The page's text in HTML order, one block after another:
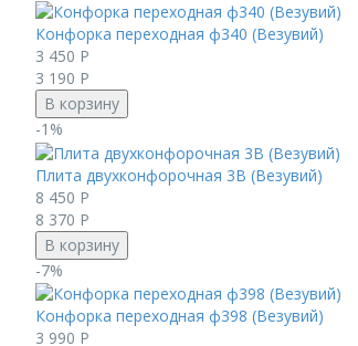
Конфорка переходная ф340 (Везувий)
3 450 Р
3 190 Р
В корзину
-1%
Плита двухконфорочная 3В (Везувий)
8 450 Р
8 370 Р
В корзину
-7%
Конфорка переходная ф398 (Везувий)
3 990 Р